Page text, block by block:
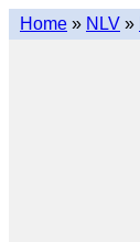
Home » NLV »